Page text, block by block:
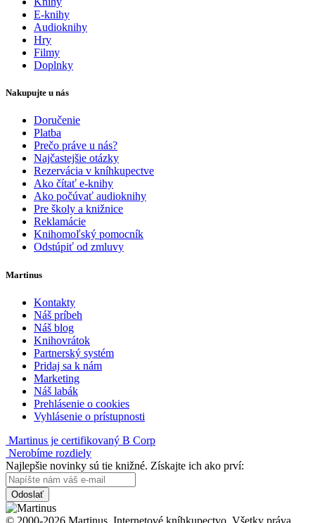
E-knihy
Audioknihy
Hry
Filmy
Doplnky
Nakupujte u nás
Doručenie
Platba
Prečo práve u nás?
Najčastejšie otázky
Rezervácia v kníhkupectve
Ako čítať e-knihy
Ako počúvať audioknihy
Pre školy a knižnice
Reklamácie
Knihomoľský pomocník
Odstúpiť od zmluvy
Martinus
Kontakty
Náš príbeh
Náš blog
Knihovrátok
Partnerský systém
Pridaj sa k nám
Marketing
Náš labák
Prehlásenie o cookies
Vyhlásenie o prístupnosti
Martinus je certifikovaný B Corp
Nerobíme rozdiely
Najlepšie novinky sú tie knižné. Získajte ich ako prví:
Odoslať
© 2000-2026 Martinus. Internetové kníhkupectvo. Všetky práva